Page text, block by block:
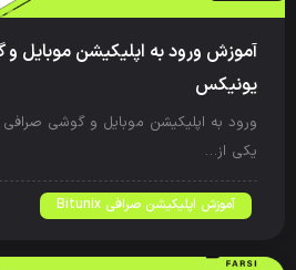
آموزش ورود به اپلیکیشن موبایل
یونیکس
یکی از…
آموزش اپلیکیشن صرافی Bitunix